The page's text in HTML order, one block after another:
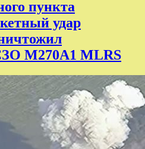
пункта
удар
М270А1 MLRS